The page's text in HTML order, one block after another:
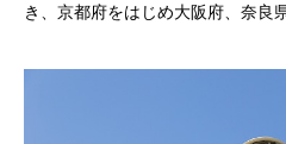
き、京都府をはじめ大阪府、奈良